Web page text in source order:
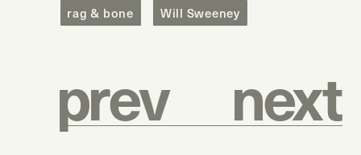
rag & bone Will Sweeney
prev next